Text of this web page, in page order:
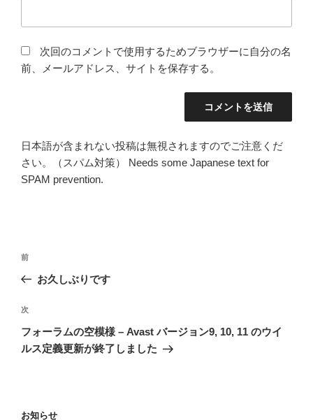
次回のコメントで使用するためブラウザーに自分の名
前、メールアドレス、サイトを保存する。
日本語が含まれない投稿は無視されますのでご注意くだ
さい。（スパム対策） Needs some Japanese text for
SPAM prevention.
投
ビ
ゲ
ー
前
の
稿
前
お久しぶりです
次
の
投
次
フォーラムの空模様 – Avast バージョン9, 10, 11 のウイ
ルス定義更新が終了しました
お知らせ